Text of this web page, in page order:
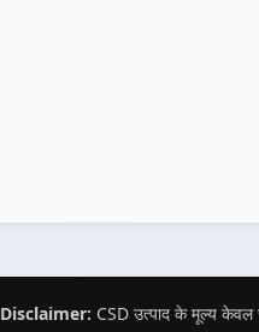
Disclaimer: CSD उत्पाद के मूल्य केवल